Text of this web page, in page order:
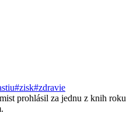
#zisk#zdravie
prohlásil za jednu z knih roku